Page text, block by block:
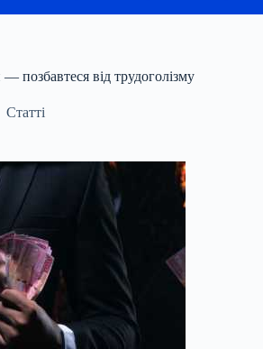
позбавтеся від трудоголізму
Статті